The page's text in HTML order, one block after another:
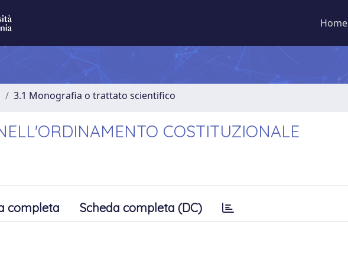
Home
3.1 Monografia o trattato scientifico
COSTITUZIONALE
completa Scheda completa (DC)